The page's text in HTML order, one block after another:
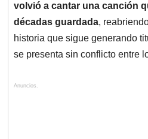
volvió a cantar una canción
décadas guardada,
historia que sigue generando
se presenta sin conflicto entre
Anuncios.